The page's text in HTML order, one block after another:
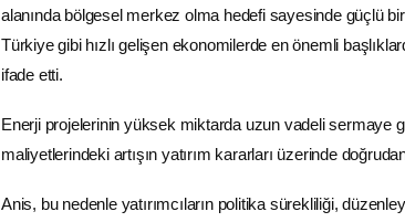
alanında bölgesel merkez olma hedefi sayesinde güçlü
Türkiye gibi hızlı gelişen ekonomilerde en önemli
ifade etti.
Enerji projelerinin yüksek miktarda uzun vadeli sermaye
maliyetlerindeki artışınyatırım kararları üzerinde
Anis, bu nedenle yatırımcıların politika sürekliliği,